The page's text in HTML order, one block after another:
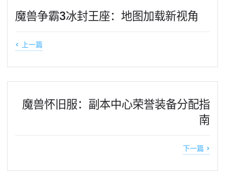
魔兽争霸3冰封王座：地图加载新视角
< 上一篇
魔兽怀旧服：副本中心荣誉装备分配指
南
下一篇 >